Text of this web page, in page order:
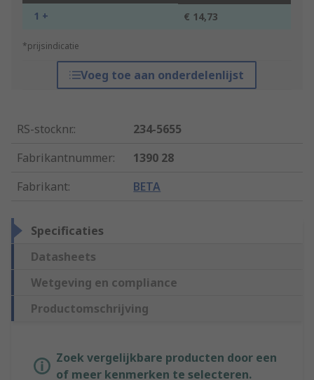
1 + € 14,73
*prijsindicatie
Voeg toe aan onderdelenlijst
RS-stocknr.:
234-5655
Fabrikantnummer:
1390 28
Fabrikant: BETA
Specificaties
Datasheets
Wetgeving en compliance
Productomschrijving
Zoek vergelijkbare producten door een
of meer kenmerken te selecteren.